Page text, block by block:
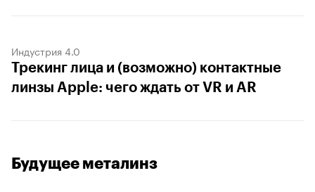
Индустрия 4.0
Трекинг лица и (возможно) контактные
линзы Apple: чего ждать от VR и AR
Будущее металинз